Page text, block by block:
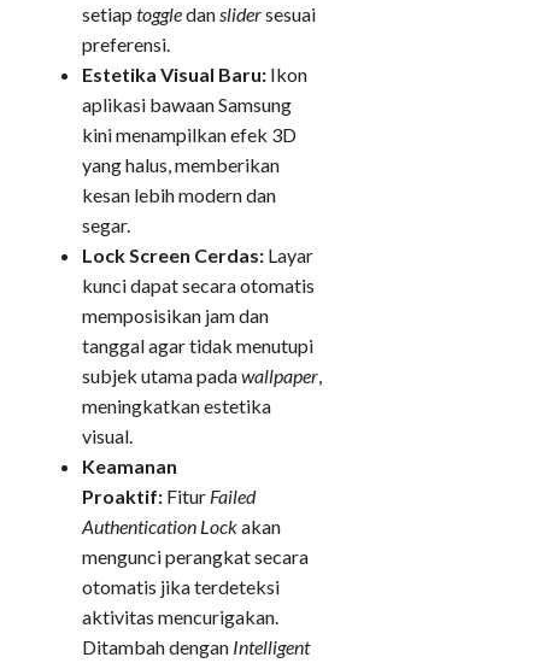
setiap toggledan slidersesuai
preferensi.
Estetika Visual Baru: Ikon
aplikasi bawaan Samsung
kini menampilkan efek 3D
yang halus, memberikan
kesan lebih modern dan
segar.
Lock Screen Cerdas: Layar
kunci dapat secara otomatis
memposisikan jam dan
tanggal agar tidak menutupi
subjek utama padawallpaper
meningkatkan estetika
visual.
Keamanan
Proaktif: Fitur Failed
Authentication Lockakan
mengunci perangkat secara
otomatis jika terdeteksi
aktivitas mencurigakan.
Ditambah dengan Intelligent